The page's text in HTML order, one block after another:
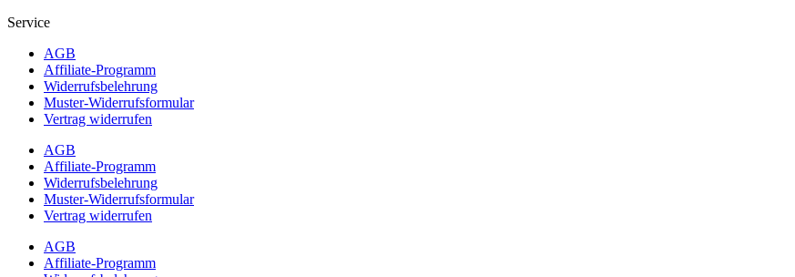
Service
AGB
Affiliate-Programm
Widerrufsbelehrung
Muster-Widerrufsformular
Vertrag widerrufen
AGB
Affiliate-Programm
Widerrufsbelehrung
Muster-Widerrufsformular
Vertrag widerrufen
AGB
Affiliate-Programm